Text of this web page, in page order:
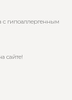
с гипоаллергенным
сайте!